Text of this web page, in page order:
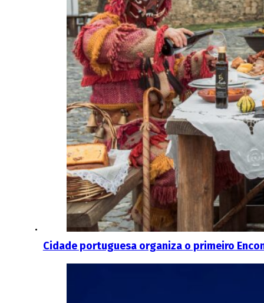
Cidade portuguesa organiza o primeiro